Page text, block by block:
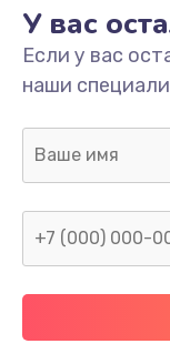
У вас
Если у вас
наши